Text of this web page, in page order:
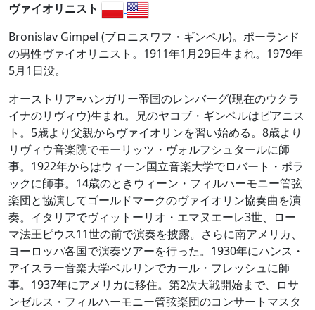
ヴァイオリニスト
Bronislav Gimpel (ブロニスワフ・ギンペル)。ポーランド
の男性ヴァイオリニスト。1911年1月29日生まれ。1979年
5月1日没。
オーストリア=ハンガリー帝国のレンバーグ(現在のウクラ
イナのリヴィウ)生まれ。兄のヤコブ・ギンペルはピアニス
ト。5歳より父親からヴァイオリンを習い始める。8歳より
リヴィウ音楽院でモーリッツ・ヴォルフシュタールに師
事。1922年からはウィーン国立音楽大学でロバート・ポラ
ックに師事。14歳のときウィーン・フィルハーモニー管弦
楽団と協演してゴールドマークのヴァイオリン協奏曲を演
奏。イタリアでヴィットーリオ・エマヌエーレ3世、ロー
マ法王ピウス11世の前で演奏を披露。さらに南アメリカ、
ヨーロッパ各国で演奏ツアーを行った。1930年にハンス・
アイスラー音楽大学ベルリンでカール・フレッシュに師
事。1937年にアメリカに移住。第2次大戦開始まで、ロサ
ンゼルス・フィルハーモニー管弦楽団のコンサートマスタ